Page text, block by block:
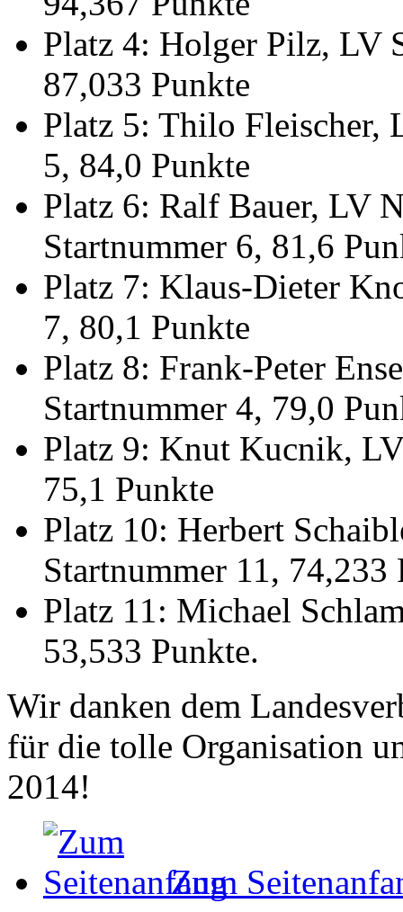
Platz 4: Holger Pilz, LV
87,033 Punkte
Platz 5: Thilo Fleischer,
5, 84,0 Punkte
Platz 6: Ralf Bauer, LV
Startnummer 6, 81,6
Platz 7: Klaus-Dieter
7, 80,1 Punkte
Platz 8: Frank-Peter
Startnummer 4, 79,0
Platz 9: Knut Kucnik,
75,1 Punkte
Platz 10: Herbert
Startnummer 11, 74,233
Platz 11: Michael
53,533 Punkte.
Wir danken dem
für die tolle Organisation
2014!
Zum